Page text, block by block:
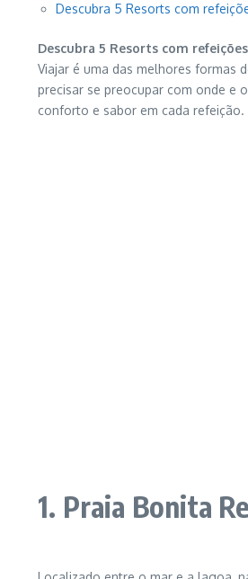
Descubra 5 Resorts com
Descubra 5 Resorts com
Viajar é uma das melhores formas
precisar se preocupar com onde e
conforto e sabor em cada refeição.
1. Praia Bonita